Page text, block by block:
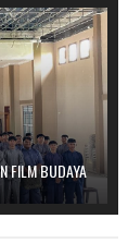
FILM BUDAYA